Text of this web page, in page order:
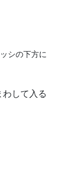
シの下方に
して入る